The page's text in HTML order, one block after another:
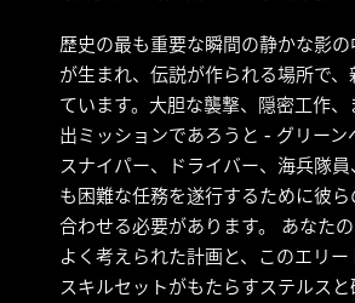
歴史の最も重要な瞬間の静かな影
が生まれ、伝説が作られる場所で、
ています。大胆な襲撃、隠密工作
出ミッションであろうと - グリーン
スナイパー、ドライバー、海兵隊
も困難な任務を遂行するために彼
合わせる必要があります。 あなたの
よく考えられた計画と、このエリ
スキルセットがもたらすステルス